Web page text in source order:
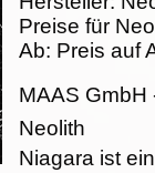
Preise für
Ab: Preis auf
MAAS GmbH
Neolith
Niagara ist ein